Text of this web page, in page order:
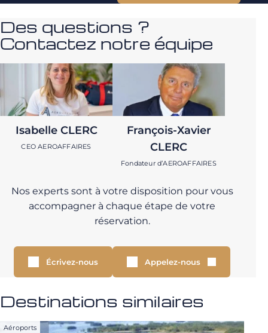
Des questions ?
Contactez notre équipe
Isabelle CLERC
CEO AEROAFFAIRES
François-Xavier
CLERC
Fondateur d’AEROAFFAIRES
Nos experts sont à votre disposition pour vous
accompagner à chaque étape de votre
réservation.
Écrivez-nous Appelez-nous
Destinations similaires
Aéroports